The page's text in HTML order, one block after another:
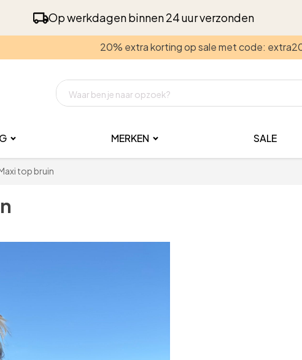
Op werkdagen binnen 24 uur verzonden
20% extra korting op sale met code:
MERKEN SALE
top bruin